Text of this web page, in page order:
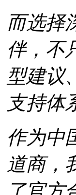
而选择
伴，不
型建议
支持体
作为中
道商，